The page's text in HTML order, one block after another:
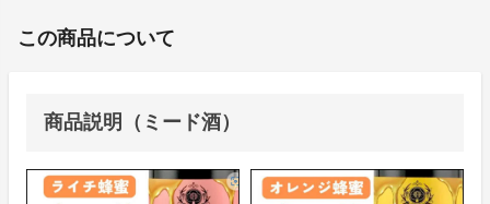
この商品について
商品説明（ミード酒）